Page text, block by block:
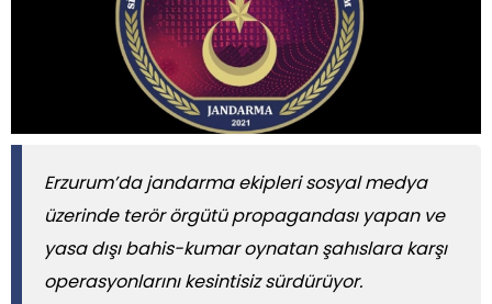
Erzurum’da jandarma ekipleri sosyal medya
üzerinde terör örgütü propagandası yapan ve
yasa dışı bahis-kumar oynatan şahıslara karşı
operasyonlarını kesintisiz sürdürüyor.